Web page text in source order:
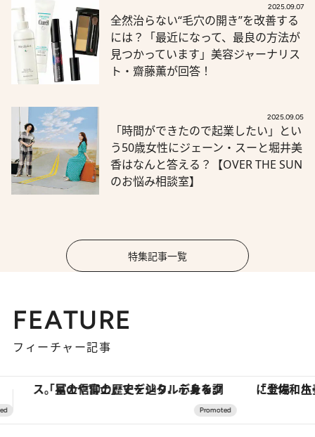
2025.09.07
全然治らない“毛穴の開き”を改善する
には？「最近になって、最良の方法が
見つかっています」美容ジャーナリス
ト・齋藤薫が回答！
2025.09.05
「時間ができたので起業したい」とい
う50歳女性にジェーン・スーと堀井美
香はなんと答える？【OVER THE SUN
のお悩み相談室】
特集記事一覧
FEATURE
フィーチャー記事
「土佐和ハーブかき氷」がOMO7高知に登場！生姜、山椒、大葉など目にも舌にも涼を呼ぶ郷土の味